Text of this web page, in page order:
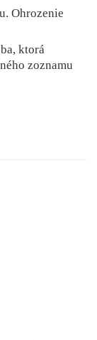
Ohrozenie
ktorá
zoznamu